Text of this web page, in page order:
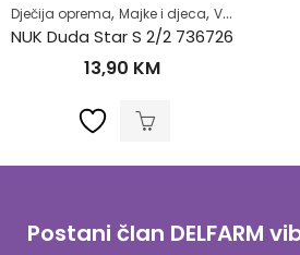
Dječija oprema, Majke i djeca, Varalice
NUK Duda Star S 2/2 736726
13,90 KM
Postani član DELFARM